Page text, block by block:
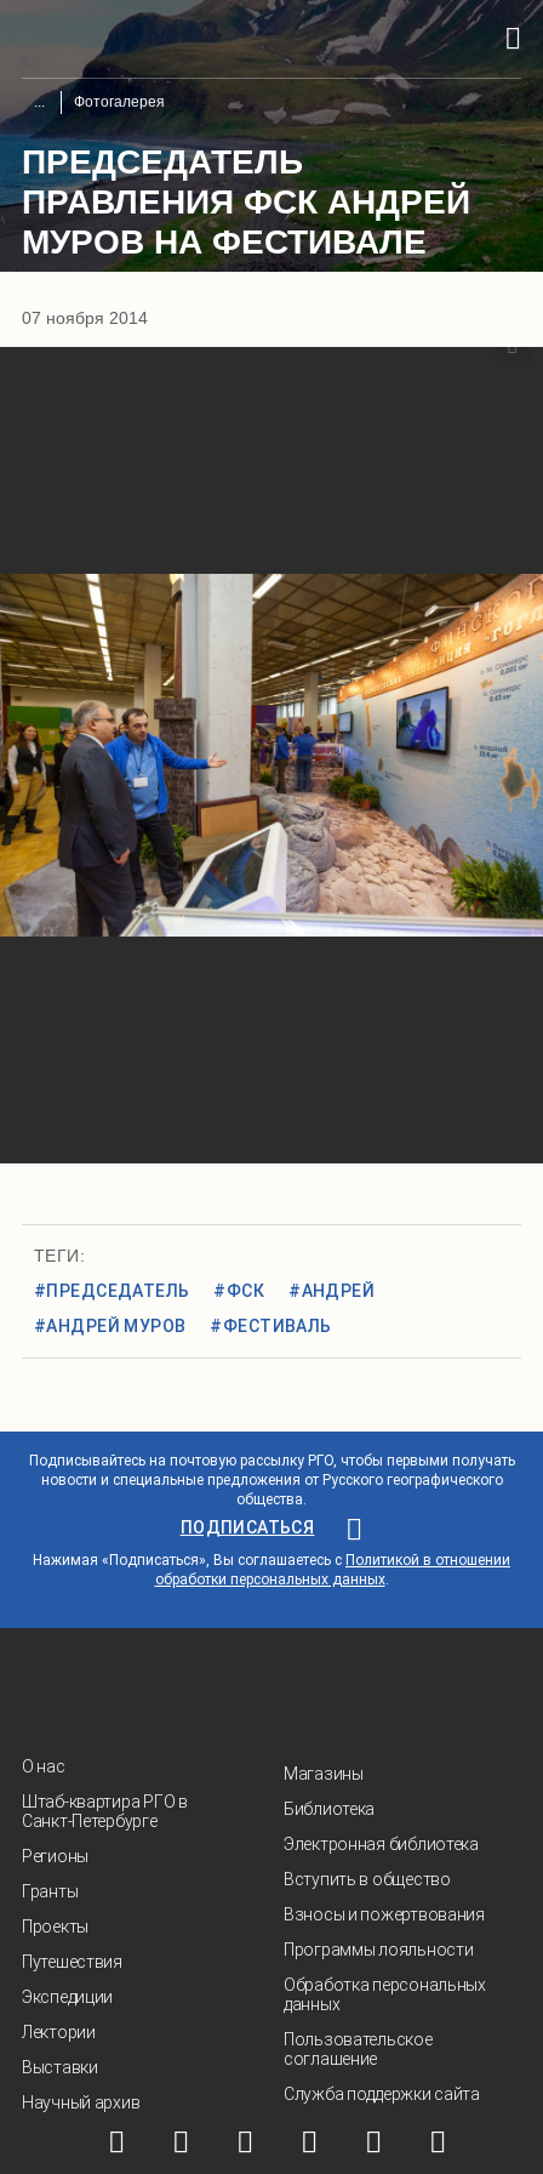
Фотогалерея
ПРЕДСЕДАТЕЛЬ
ПРАВЛЕНИЯ ФСК АНДРЕЙ
МУРОВ НА ФЕСТИВАЛЕ
07 ноября 2014
ТЕГИ:
#ПРЕДСЕДАТЕЛЬ
#ФСК
#АНДРЕЙ
#АНДРЕЙ МУРОВ
#ФЕСТИВАЛЬ
Подписывайтесь на почтовую рассылку РГО, чтобы первыми получать
новости и специальные предложения от Русского географического
общества.
ПОДПИСАТЬСЯ
Нажимая «Подписаться», Вы соглашаетесь с Политикой в отношении
обработки персональных данных.
О нас
Штаб-квартира РГО в
Санкт‑Петербурге
Регионы
Гранты
Проекты
Путешествия
Экспедиции
Лектории
Выставки
Научный архив
Магазины
Библиотека
Электронная библиотека
Вступить в общество
Взносы и пожертвования
Программы лояльности
Обработка персональных
данных
Пользовательское
соглашение
Служба поддержки сайта